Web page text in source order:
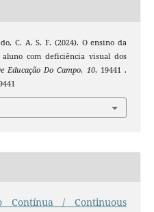
C. A. S. F. (2024). O ensino da
com deficiência visual dos
Educação Do Campo, 10, 19441 .
Contínua / Continuous